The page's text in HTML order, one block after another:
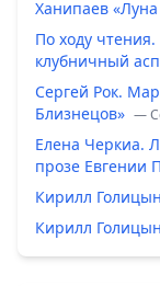
Ханипаев «Луна
По ходу
клубничный
Сергей Рок.
Близнецов» —
Елена Черкиа.
прозе Евгении
Кирилл
Кирилл